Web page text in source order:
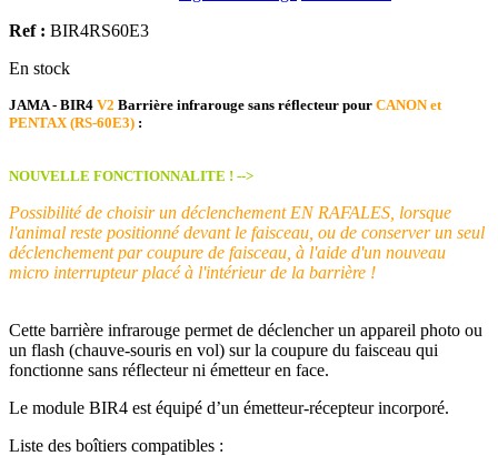
Ref : BIR4RS60E3
En stock
JAMA - BIR4 V2 Barrière infrarouge sans réflecteur pour CANON et
PENTAX (RS-60E3) :
NOUVELLE FONCTIONNALITE ! -->
Possibilité de choisir un déclenchement EN RAFALES, lorsque
l'animal reste positionné devant le faisceau, ou de conserver un seul
déclenchement par coupure de faisceau, à l'aide d'un nouveau
micro interrupteur placé à l'intérieur de la barrière !
Cette barrière infrarouge permet de déclencher un appareil photo ou
un flash (chauve-souris en vol) sur la coupure du faisceau qui
fonctionne sans réflecteur ni émetteur en face.
Le module BIR4 est équipé d’un émetteur-récepteur incorporé.
Liste des boîtiers compatibles :